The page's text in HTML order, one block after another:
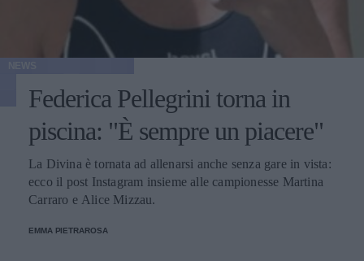
Federica Pellegrini torna in
piscina: "È sempre un piacere"
La Divina è tornata ad allenarsi anche senza gare in vista:
ecco il post Instagram insieme alle campionesse Martina
Carraro e Alice Mizzau.
EMMA PIETRAROSA